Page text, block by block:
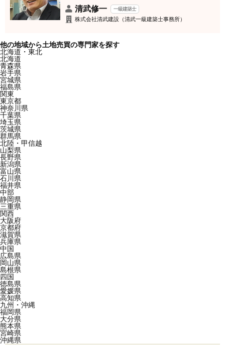
清武修一 一級建築士
株式会社清武建設（清武一級建築士事務所）
他の地域から土地売買の専門家を探す
北海道・東北
北海道
青森県
岩手県
宮城県
福島県
関東
東京都
神奈川県
千葉県
埼玉県
茨城県
群馬県
北陸・甲信越
山梨県
長野県
新潟県
富山県
石川県
福井県
中部
静岡県
三重県
関西
大阪府
京都府
滋賀県
兵庫県
中国
広島県
岡山県
島根県
四国
徳島県
愛媛県
高知県
九州・沖縄
福岡県
大分県
熊本県
宮崎県
沖縄県